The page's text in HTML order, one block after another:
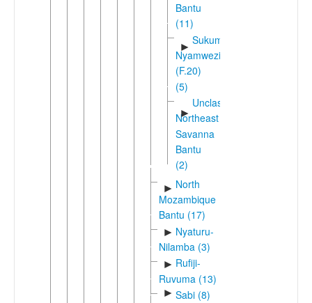
Bantu
(11)
►
Sukuma-
Nyamwezi
(F.20)
(5)
►
Unclassified
Northeast
Savanna
Bantu
(2)
► North
Mozambique
Bantu (17)
► Nyaturu-
Nilamba (3)
► Rufiji-
Ruvuma (13)
► Sabi (8)